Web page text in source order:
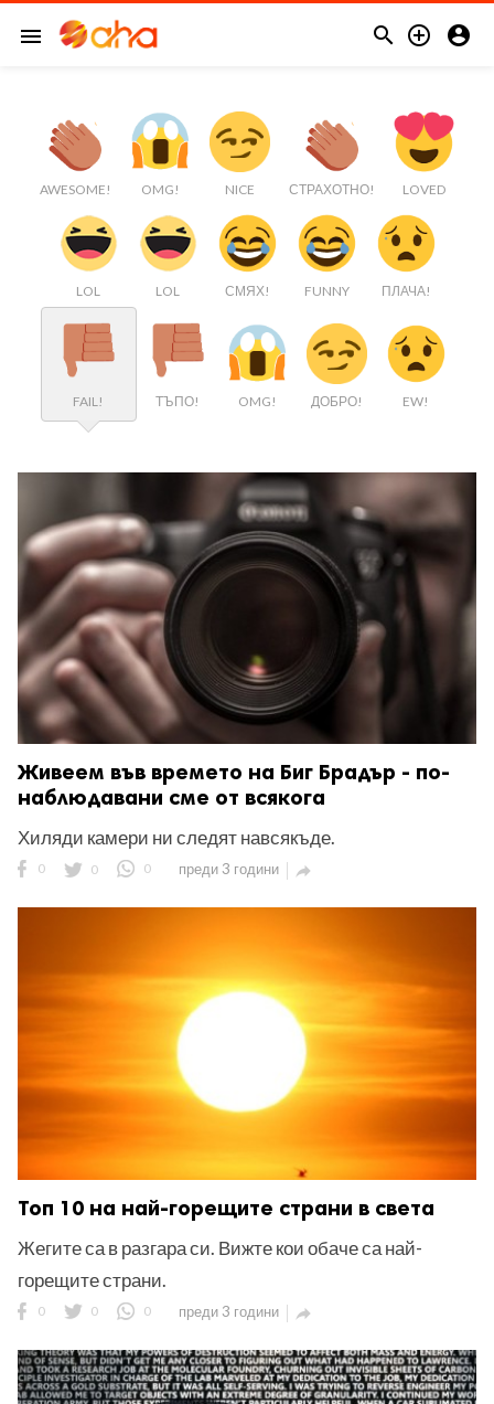
menu   
AWESOME! OMG! NICE СТРАХОТНО! LOVED
LOL LOL СМЯХ! FUNNY ПЛАЧА!
FAIL! ТЪПО! OMG! ДОБРО! EW!
Живеем във времето на Биг Брадър - по-
наблюдавани сме от всякога
Хиляди камери ни следят навсякъде.
0 0 0 преди 3 години 
Топ 10 на най-горещите страни в света
Жегите са в разгара си. Вижте кои обаче са най-
горещите страни.
0 0 0 преди 3 години 